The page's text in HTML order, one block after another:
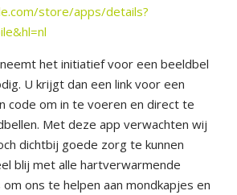
store/apps/details?
het initiatief voor een beeldbel
U krijgt dan een link voor een
code om in te voeren en direct te
Met deze app verwachten wij
dichtbij goede zorg te kunnen
blij met alle hartverwarmende
ons te helpen aan mondkapjes en